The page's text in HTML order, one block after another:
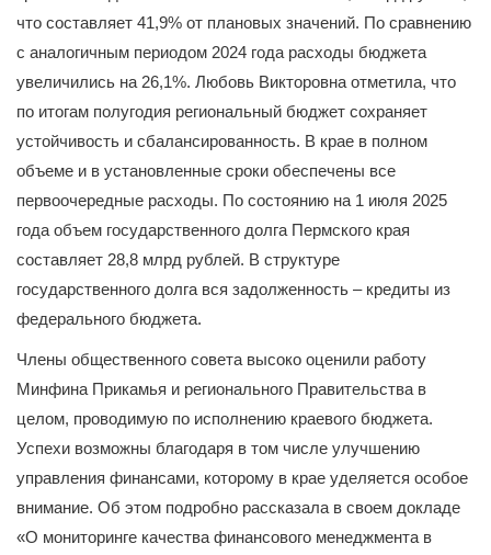
что составляет 41,9% от плановых значений. По сравнению
с аналогичным периодом 2024 года расходы бюджета
увеличились на 26,1%. Любовь Викторовна отметила, что
по итогам полугодия региональный бюджет сохраняет
устойчивость и сбалансированность. В крае в полном
объеме и в установленные сроки обеспечены все
первоочередные расходы. По состоянию на 1 июля 2025
года объем государственного долга Пермского края
составляет 28,8 млрд рублей. В структуре
государственного долга вся задолженность – кредиты из
федерального бюджета.
Члены общественного совета высоко оценили работу
Минфина Прикамья и регионального Правительства в
целом, проводимую по исполнению краевого бюджета.
Успехи возможны благодаря в том числе улучшению
управления финансами, которому в крае уделяется особое
внимание. Об этом подробно рассказала в своем докладе
«О мониторинге качества финансового менеджмента в